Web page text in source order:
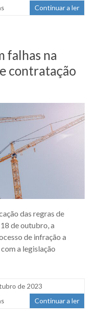
Continuar a ler
falhas na
contratação
das regras de
de outubro, a
de infração a
a legislação
de 2023
Continuar a ler